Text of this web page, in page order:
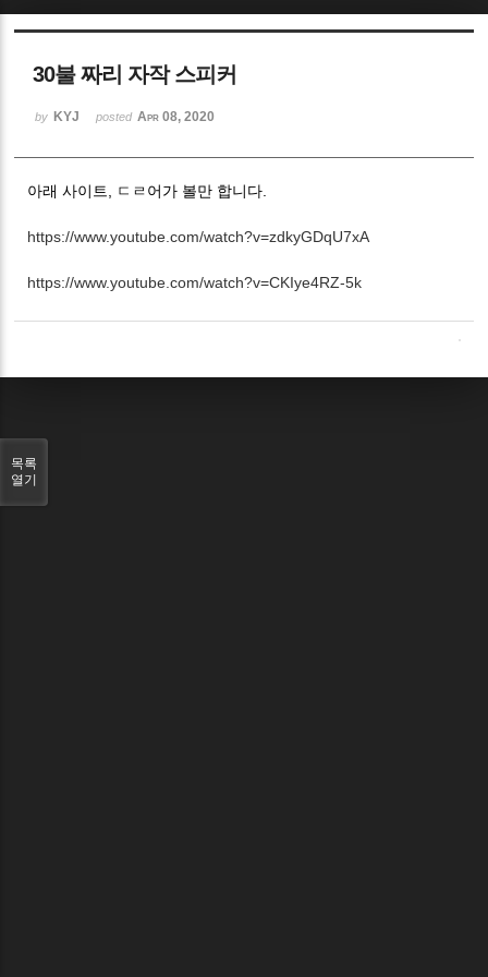
30불 짜리 자작 스피커
by KYJ posted Apr 08, 2020
아래 사이트, ㄷㄹ어가 볼만 합니다.
https://www.youtube.com/watch?v=zdkyGDqU7xA
https://www.youtube.com/watch?v=CKIye4RZ-5k
목록
열기
Sketchbook5, 스케치북5
Sketchbook5, 스케치북5